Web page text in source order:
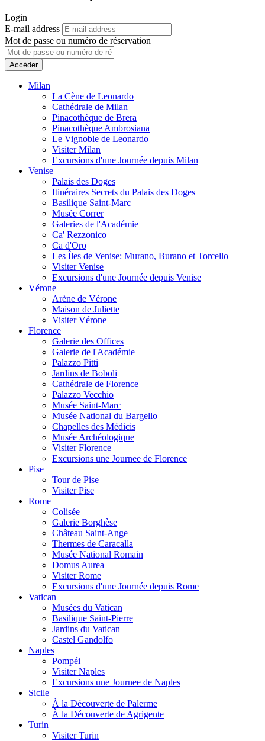
Login
E-mail address
Mot de passe ou numéro de réservation
Accéder
Milan
La Cène de Leonardo
Cathédrale de Milan
Pinacothèque de Brera
Pinacothèque Ambrosiana
Le Vignoble de Leonardo
Visiter Milan
Excursions d'une Journée depuis Milan
Venise
Palais des Doges
Itinéraires Secrets du Palais des Doges
Basilique Saint-Marc
Musée Correr
Galeries de l'Académie
Ca' Rezzonico
Ca d'Oro
Les Îles de Venise: Murano, Burano et Torcello
Visiter Venise
Excursions d'une Journée depuis Venise
Vérone
Arène de Vérone
Maison de Juliette
Visiter Vérone
Florence
Galerie des Offices
Galerie de l'Académie
Palazzo Pitti
Jardins de Boboli
Cathédrale de Florence
Palazzo Vecchio
Musée Saint-Marc
Musée National du Bargello
Chapelles des Médicis
Musée Archéologique
Visiter Florence
Excursions une Journee de Florence
Pise
Tour de Pise
Visiter Pise
Rome
Colisée
Galerie Borghèse
Château Saint-Ange
Thermes de Caracalla
Musée National Romain
Domus Aurea
Visiter Rome
Excursions d'une Journée depuis Rome
Vatican
Musées du Vatican
Basilique Saint-Pierre
Jardins du Vatican
Castel Gandolfo
Naples
Pompéi
Visiter Naples
Excursions une Journee de Naples
Sicile
À la Découverte de Palerme
À la Découverte de Agrigente
Turin
Visiter Turin